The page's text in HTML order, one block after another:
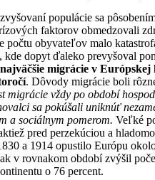
populácie sa
faktorov obmedzovali
počtu obyvateľov malo
kde dopyt ďaleko prevyšoval
najväčšie migrácie v Európskej
. Dôvody migrácie boli
migrácie vždy po období
sa pokúšali uniknúť
a sociálnym pomerom. Veľké
pred perzekúciou a
a 1914 opustilo Európu
v rovnakom období zvýšil
o 76 percent.